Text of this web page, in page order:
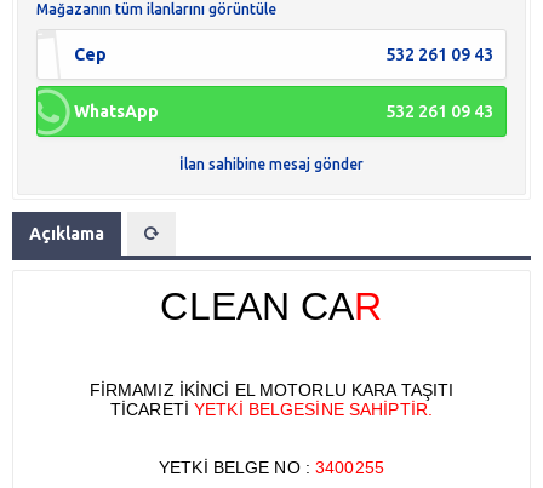
Mağazanın tüm ilanlarını görüntüle
Cep 532 261 09 43
WhatsApp 532 261 09 43
İlan sahibine mesaj gönder
Açıklama
CLEAN CAR
FİRMAMIZ İKİNCİ EL MOTORLU KARA TAŞITI
TİCARETİYETKİ BELGESİNE SAHİPTİR.
YETKİ BELGE NO :3400255​